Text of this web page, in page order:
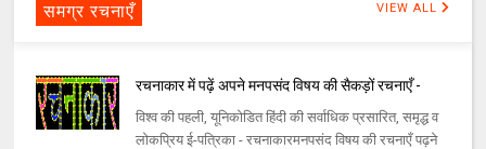
समग्र रचनाएँ VIEW ALL
रचनाकार में पढ़ें अपने मनपसंद विषय की सैकड़ों रचनाएँ -
विश्व की पहली, यूनिकोडित हिंदी की सर्वाधिक प्रसारित, समृद्ध व
लोकप्रिय ई-पत्रिका - रचनाकारमनपसंद विषय की रचनाएँ पढ़ने